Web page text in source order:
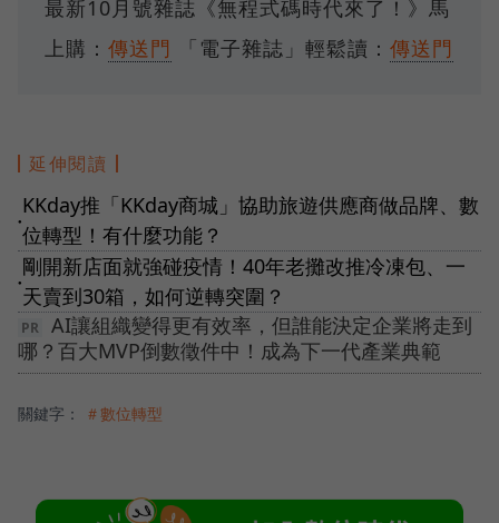
最新10月號雜誌《無程式碼時代來了！》馬
上購： 傳送門 「電子雜誌」輕鬆讀： 傳送門
延伸閱讀
●
KKday推「KKday商城」協助旅遊供應商做品牌、數
位轉型！有什麼功能？
●
剛開新店面就強碰疫情！40年老攤改推冷凍包、一
天賣到30箱，如何逆轉突圍？
AI讓組織變得更有效率，但誰能決定企業將走到
哪？百大MVP倒數徵件中！成為下一代產業典範
關鍵字： ＃數位轉型